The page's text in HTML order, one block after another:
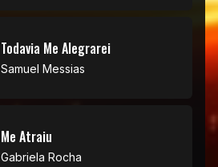
Todavia Me Alegrarei
Samuel Messias
Me Atraiu
Gabriela Rocha